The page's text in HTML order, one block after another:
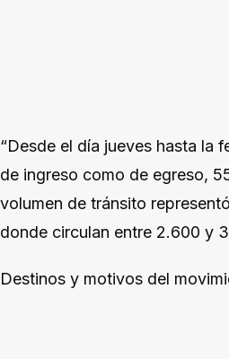
“Desde el día jueves hasta la
de ingreso como de egreso,
volumen de tránsito
donde circulan entre 2.600 y
Destinos y motivos del